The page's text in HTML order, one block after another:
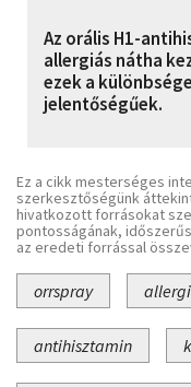
Az orális H1-
allergiás nátha
ezek a
jelentőségűek.
Ez a cikk mesterséges
szerkesztőségünk
hivatkozott forrásokat
pontosságának,
az eredeti forrással
orrspray
antihisztamin